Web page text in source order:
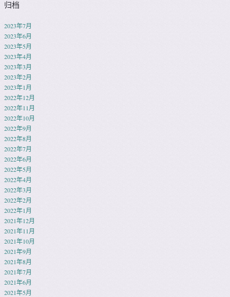
归档
2023年7月
2023年6月
2023年5月
2023年4月
2023年3月
2023年2月
2023年1月
2022年12月
2022年11月
2022年10月
2022年9月
2022年8月
2022年7月
2022年6月
2022年5月
2022年4月
2022年3月
2022年2月
2022年1月
2021年12月
2021年11月
2021年10月
2021年9月
2021年8月
2021年7月
2021年6月
2021年5月